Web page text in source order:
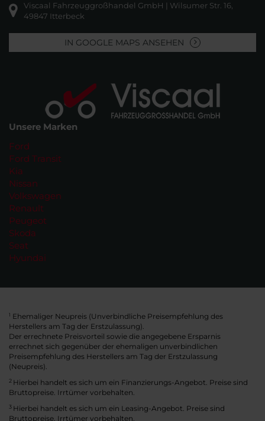
Viscaal Fahrzeuggroßhandel GmbH | Wilsumer Str. 16,
49847 Itterbeck
IN GOOGLE MAPS ANSEHEN
Unsere Marken
Ford
Ford Transit
Kia
Nissan
Volkswagen
Renault
Peugeot
Skoda
Seat
Hyundai
1 Ehemaliger Neupreis (Unverbindliche Preisempfehlung des
Herstellers am Tag der Erstzulassung).
Der errechnete Preisvorteil sowie die angegebene Ersparnis
errechnet sich gegenüber der ehemaligen unverbindlichen
Preisempfehlung des Herstellers am Tag der Erstzulassung
(Neupreis).
2 Hierbei handelt es sich um ein Finanzierungs-Angebot. Preise sind
Bruttopreise. Irrtümer vorbehalten.
3 Hierbei handelt es sich um ein Leasing-Angebot. Preise sind
Bruttopreise. Irrtümer vorbehalten.